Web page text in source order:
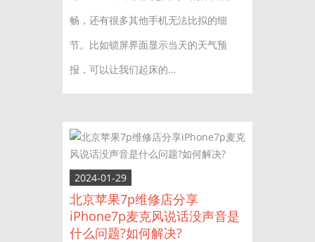
畅，还有很多其他手机无法比拟的细
节。比如锁屏界面显示当天的天气预
报，可以让我们起床的...
2024-01-29
北京苹果7p维修店分享
iPhone7p麦克风说话没声音是
什么问题?如何解决?